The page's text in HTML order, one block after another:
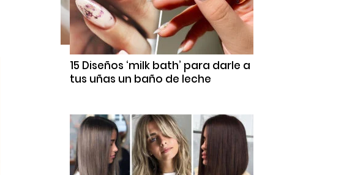
15 Diseños ‘milk bath’ para darle a
tus uñas un baño de leche